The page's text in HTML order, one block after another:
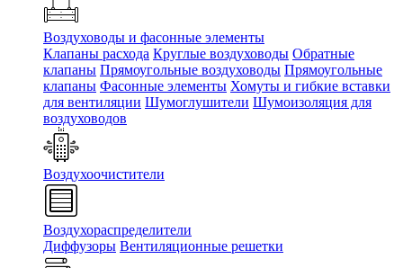
Воздуховоды и фасонные элементы
Клапаны расхода Круглые воздуховоды Обратные
клапаны Прямоугольные воздуховоды Прямоугольные
клапаны Фасонные элементы Хомуты и гибкие вставки
для вентиляции Шумоглушители Шумоизоляция для
воздуховодов
Воздухоочистители
Воздухораспределители
Диффузоры Вентиляционные решетки